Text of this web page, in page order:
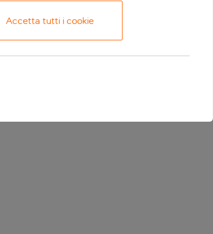
Accetta tutti i cookie